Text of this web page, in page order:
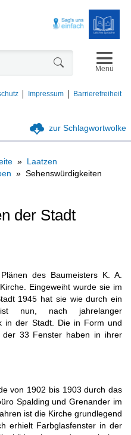
Impressum Barrierefreiheit
Menü
zur Schlagwortwolke
Laatzen
Sehenswürdigkeiten
der Stadt
des Baumeisters K. A.
Eingeweiht wurde sie im
1945 hat sie wie durch ein
nun, nach jahrelanger
in der Stadt. Die in Form und
der 33 Fenster haben in ihrer
von 1902 bis 1903 durch das
Spalding und Grenander im
ist die Kirche grundlegend
erhielt Farbglasfenster in der